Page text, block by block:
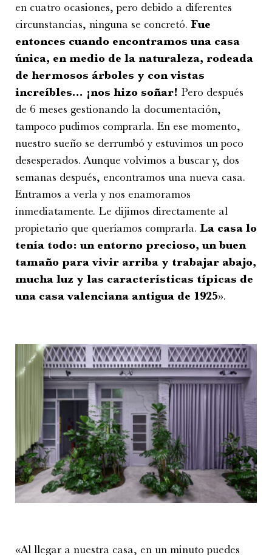
en cuatro ocasiones, pero debido a diferentes
circunstancias, ninguna se concretó. Fue
entonces cuando encontramos una casa
única, en medio de la naturaleza, rodeada
de hermosos árboles y con vistas
increíbles… ¡nos hizo soñar! Pero después
de 6 meses gestionando la documentación,
tampoco pudimos comprarla. En ese momento,
nuestro sueño se derrumbó y estuvimos un poco
desesperados. Aunque volvimos a buscar y, dos
semanas después, encontramos una nueva casa.
Entramos a verla y nos enamoramos
inmediatamente. Le dijimos directamente al
propietario que queríamos comprarla. La casa lo
tenía todo: un entorno precioso, un buen
tamaño para vivir arriba y trabajar abajo,
mucha luz y las características típicas de
una casa valenciana antigua de 1925».
«Al llegar a nuestra casa, en un minuto puedes